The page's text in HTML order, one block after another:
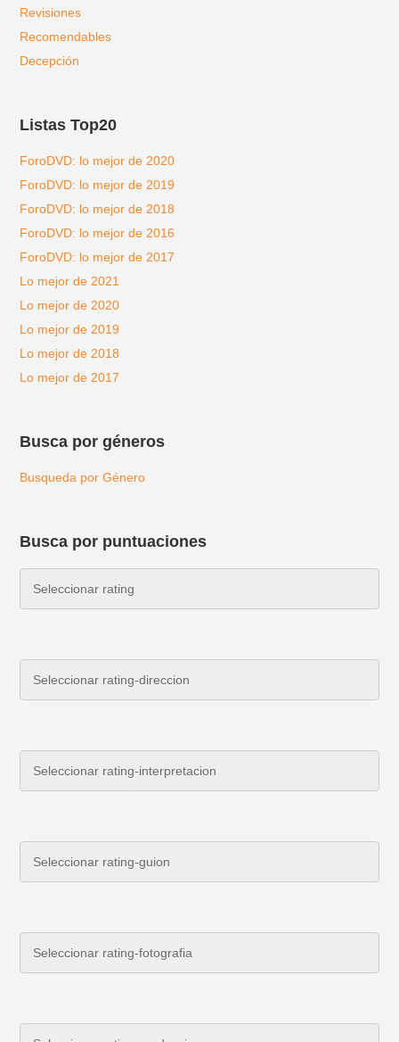
Revisiones
Recomendables
Decepción
Listas Top20
ForoDVD: lo mejor de 2020
ForoDVD: lo mejor de 2019
ForoDVD: lo mejor de 2018
ForoDVD: lo mejor de 2016
ForoDVD: lo mejor de 2017
Lo mejor de 2021
Lo mejor de 2020
Lo mejor de 2019
Lo mejor de 2018
Lo mejor de 2017
Busca por géneros
Busqueda por Género
Busca por puntuaciones